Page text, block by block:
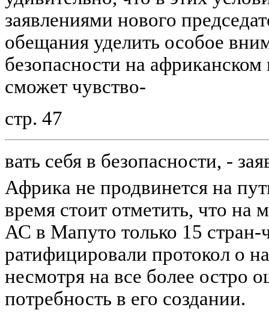
заявлениями нового
обещания уделить особое
безопасности на
сможет чувство-
стр. 47
вать себя в безопасности, -
Африка не продвинется на
время стоит отметить, что на
АС в Мапуто только 15
ратифицировали протокол о
несмотря на все более
потребность в его создании.